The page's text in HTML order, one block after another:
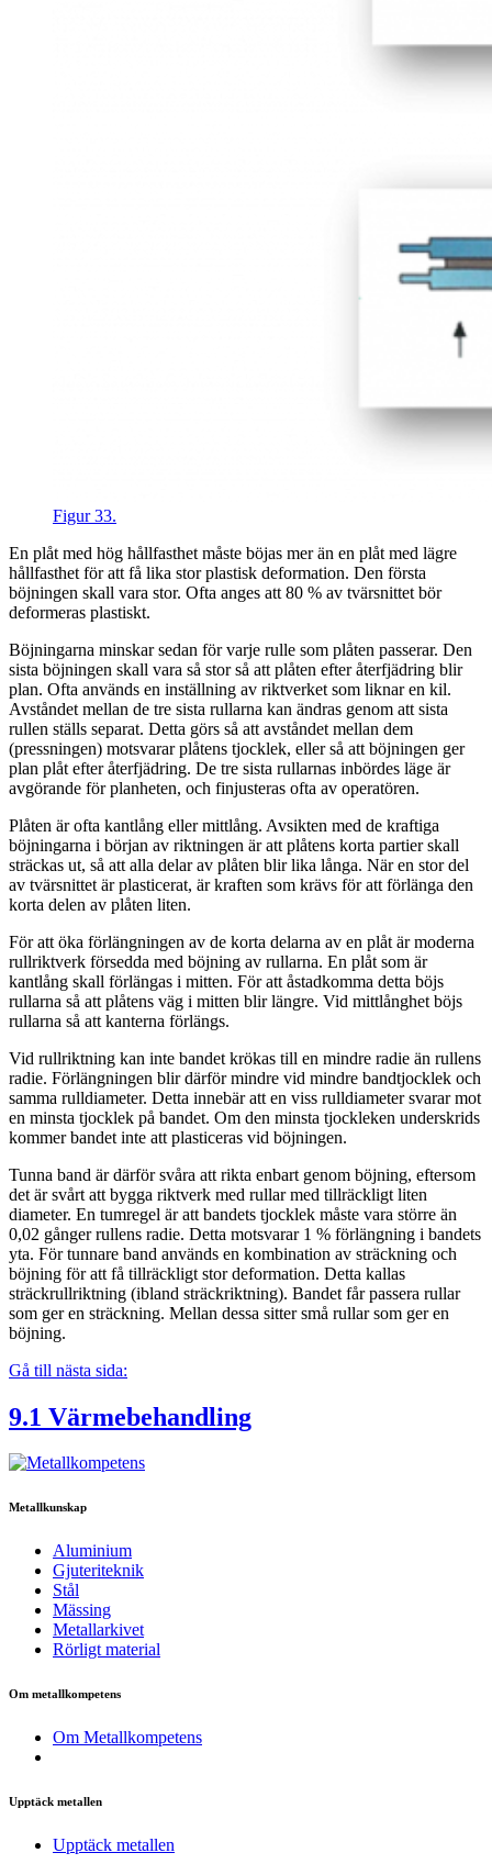
Figur 33.
En plåt med hög hållfasthet måste böjas mer än en plåt med lägre
hållfasthet för att få lika stor plastisk deformation. Den första
böjningen skall vara stor. Ofta anges att 80 % av tvärsnittet bör
deformeras plastiskt.
Böjningarna minskar sedan för varje rulle som plåten passerar. Den
sista böjningen skall vara så stor så att plåten efter återfjädring blir
plan. Ofta används en inställning av riktverket som liknar en kil.
Avståndet mellan de tre sista rullarna kan ändras genom att sista
rullen ställs separat. Detta görs så att avståndet mellan dem
(pressningen) motsvarar plåtens tjocklek, eller så att böjningen ger
plan plåt efter återfjädring. De tre sista rullarnas inbördes läge är
avgörande för planheten, och finjusteras ofta av operatören.
Plåten är ofta kantlång eller mittlång. Avsikten med de kraftiga
böjningarna i början av riktningen är att plåtens korta partier skall
sträckas ut, så att alla delar av plåten blir lika långa. När en stor del
av tvärsnittet är plasticerat, är kraften som krävs för att förlänga den
korta delen av plåten liten.
För att öka förlängningen av de korta delarna av en plåt är moderna
rullriktverk försedda med böjning av rullarna. En plåt som är
kantlång skall förlängas i mitten. För att åstadkomma detta böjs
rullarna så att plåtens väg i mitten blir längre. Vid mittlånghet böjs
rullarna så att kanterna förlängs.
Vid rullriktning kan inte bandet krökas till en mindre radie än rullens
radie. Förlängningen blir därför mindre vid mindre bandtjocklek och
samma rulldiameter. Detta innebär att en viss rulldiameter svarar mot
en minsta tjocklek på bandet. Om den minsta tjockleken underskrids
kommer bandet inte att plasticeras vid böjningen.
Tunna band är därför svåra att rikta enbart genom böjning, eftersom
det är svårt att bygga riktverk med rullar med tillräckligt liten
diameter. En tumregel är att bandets tjocklek måste vara större än
0,02 gånger rullens radie. Detta motsvarar 1 % förlängning i bandets
yta. För tunnare band används en kombination av sträckning och
böjning för att få tillräckligt stor deformation. Detta kallas
sträckrullriktning (ibland sträckriktning). Bandet får passera rullar
som ger en sträckning. Mellan dessa sitter små rullar som ger en
böjning.
Gå till nästa sida:
9.1 Värmebehandling
Metallkunskap
Aluminium
Gjuteriteknik
Stål
Mässing
Metallarkivet
Rörligt material
Om metallkompetens
Om Metallkompetens
Upptäck metallen
Upptäck metallen